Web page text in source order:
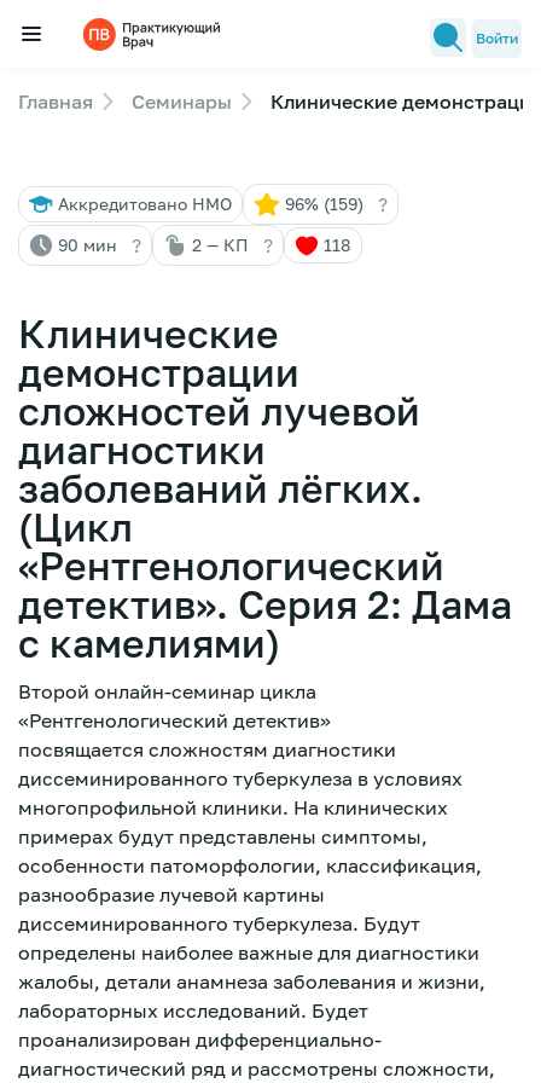
Семинары
Лекторы
FAQ
Зарегистрироваться
Войти
Главная Семинары Клинические
Аккредитовано НМО 96% (159) ?
90 мин ? 2 — КП ? 118
Клинические
демонстрации
сложностей лучевой
диагностики
заболеваний лёгких.
(Цикл
«Рентгенологический
детектив». Серия 2: Дама
с камелиями)
Второй онлайн-семинар цикла
«Рентгенологический детектив»
посвящается сложностям диагностики
диссеминированного туберкулеза в условиях
многопрофильной клиники. На клинических
примерах будут представлены симптомы,
особенности патоморфологии, классификация,
разнообразие лучевой картины
диссеминированного туберкулеза. Будут
определены наиболее важные для диагностики
жалобы, детали анамнеза заболевания и жизни,
лабораторных исследований. Будет
проанализирован дифференциально-
диагностический ряд и рассмотрены сложности,